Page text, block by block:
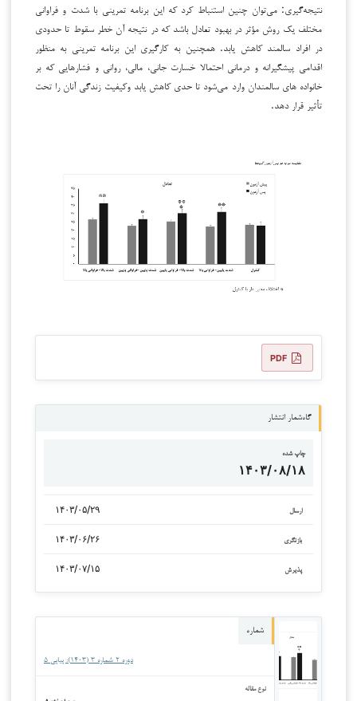
نتیجه‌گیری: ‌‌می‌توان‌‌ چنین‌ استنباط‌ کرد‌ که‌ این‌ برنامه‌ تمرینی با شدت و فراوانی
مختلف ‌یک‌ روش‌ مؤثر‌‌ در ‌بهبود ‌تعادل ‌‌باشد‌ که ‌‌در نتیجه‌‌ آن‌ خطر سقوط ‌‌تا‌ حدودی‌
در‌ افراد‌ سالمند کاهش ‌‌یابد‌.‌ همچنین ‌‌به کارگیری ‌‌این ‌برنامه ‌تمرینی ‌‌به منظور‌
اقدامی ‌‌پیشگیرانه‌‌ و‌ درمانی ‌‌احتمالا خسارت‌ جانی،‌‌ مالی‌،‌ روانی ‌‌و ‌فشارها‌یی‌‌ که ‌بر
‌خانواده های ‌‌سالمندان‌ وارد‌ می‌شود‌ تا‌ حدی‌‌ کاهش ‌‌یابد‌‌ و‌کیفیت ‌‌زندگی‌ آنان‌‌ را‌‌ تحت
تأثیر‌‌ قرار‌‌ دهد.
PDF
گاه‌شمار انتشار
چاپ شده
۱۴۰۳/۰۸/۱۸
ارسال ۱۴۰۳/۰۵/۲۹
بازنگری ۱۴۰۳/۰۶/۲۶
پذیرش ۱۴۰۳/۰۷/۱۵
شماره
دوره ۲ شماره ۳ (۱۴۰۳): پیاپی ۵
نوع مقاله